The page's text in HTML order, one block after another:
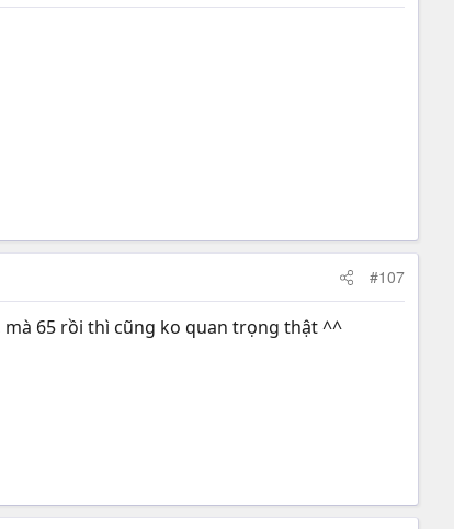
#107
mà 65 rồi thì cũng ko quan trọng thật ^^